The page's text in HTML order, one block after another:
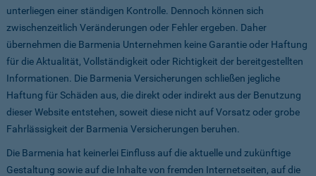
unterliegen einer ständigen Kontrolle. Dennoch können sich
zwischenzeitlich Veränderungen oder Fehler ergeben. Daher
übernehmen die Barmenia Unternehmen keine Garantie oder Haftung
für die Aktualität, Vollständigkeit oder Richtigkeit der bereitgestellten
Informationen. Die Barmenia Versicherungen schließen jegliche
Haftung für Schäden aus, die direkt oder indirekt aus der Benutzung
dieser Website entstehen, soweit diese nicht auf Vorsatz oder grobe
Fahrlässigkeit der Barmenia Versicherungen beruhen.
Die Barmenia hat keinerlei Einfluss auf die aktuelle und zukünftige
Gestaltung sowie auf die Inhalte von fremden Internetseiten, auf die